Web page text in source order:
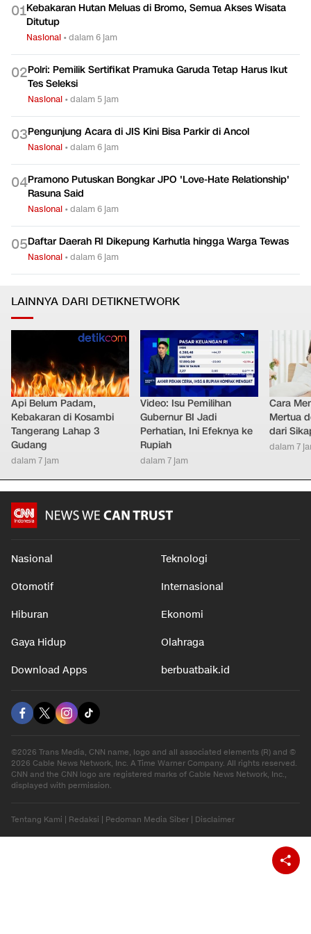
01Kebakaran Hutan Meluas di Bromo, Semua Akses Wisata
Ditutup
Nasional •dalam 6 jam
02Polri: Pemilik Sertifikat Pramuka Garuda Tetap Harus Ikut
Tes Seleksi
Nasional •dalam 5 jam
03Pengunjung Acara di JIS Kini Bisa Parkir di Ancol
Nasional •dalam 6 jam
04Pramono Putuskan Bongkar JPO 'Love-Hate Relationship'
Rasuna Said
Nasional •dalam 6 jam
05Daftar Daerah RI Dikepung Karhutla hingga Warga Tewas
Nasional •dalam 6 jam
LAINNYA DARI DETIKNETWORK
Api Belum Padam,
Kebakaran di Kosambi
Tangerang Lahap 3
Gudang
dalam 7 jam
Video: Isu Pemilihan
Gubernur BI Jadi
Perhatian, Ini Efeknya ke
Rupiah
dalam 7 jam
Cara
Mertua
dari
dalam 7
Nasional Teknologi
Otomotif Internasional
Hiburan Ekonomi
Gaya Hidup Olahraga
Download Apps berbuatbaik.id
©2026 Trans Media, CNN name, logo and all associated elements (R) and ©
2026 Cable News Network, Inc. A Time Warner Company. All rights reserved.
CNN and the CNN logo are registered marks of Cable News Network, Inc.,
displayed with permission.
Tentang Kami Redaksi Pedoman Media Siber Disclaimer